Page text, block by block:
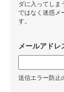
ダに入ってしま
ではなく迷惑メ
す。
メールアドレ
送信エラー防止